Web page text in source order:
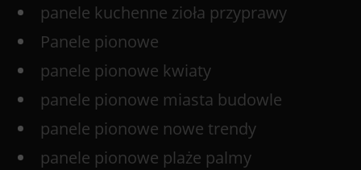
panele kuchenne zioła przyprawy
Panele pionowe
panele pionowe kwiaty
panele pionowe miasta budowle
panele pionowe nowe trendy
panele pionowe plaże palmy